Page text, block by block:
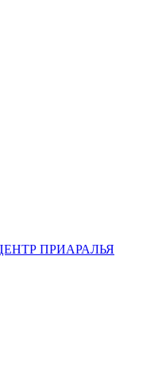
ПРИАРАЛЬЯ